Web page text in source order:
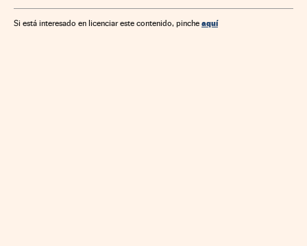
Si está interesado en licenciar este contenido, pinche aquí